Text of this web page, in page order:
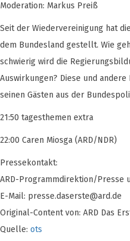
Moderation: Markus Preiß
Seit der Wiedervereinigung hat
dem Bundesland gestellt. Wie
schwierig wird die
Auswirkungen? Diese und
seinen Gästen aus der
21:50 tagesthemen extra
22:00 Caren Miosga (ARD/NDR)
Pressekontakt:
ARD-Programmdirektion/Presse
E-Mail: presse.daserste@ard.de
Original-Content von: ARD Das
Quelle: ots